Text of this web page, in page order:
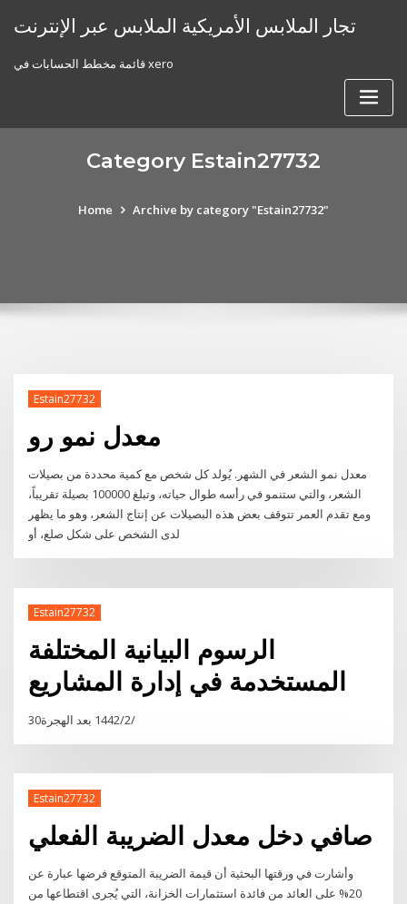
تجار الملابس الأمريكية الملابس عبر الإنترنت
قائمة مخطط الحسابات في xero
Category Estain27732
Home Archive by category "Estain27732"
Estain27732
معدل نمو رو
معدل نمو الشعر في الشهر. يُولد كل شخص مع كمية محددة من بصيلات
الشعر، والتي ستنمو في رأسه طوال حياته، وتبلغ 100000 بصيلة تقريباً،
ومع تقدم العمر تتوقف بعض هذه البصيلات عن إنتاج الشعر، وهو ما يظهر
لدى الشخص على شكل صلع، أو
Estain27732
الرسوم البيانية المختلفة
المستخدمة في إدارة المشاريع
30‏‏/2‏‏/1442 بعد الهجرة
Estain27732
صافي دخل معدل الضريبة الفعلي
وأشارت في ورقتها البحثية أن قيمة الضريبة المتوقع فرضها عبارة عن
20% على العائد من فائدة استثمارات الخزانة، التي يُجرى اقتطاعها من